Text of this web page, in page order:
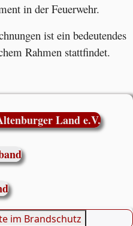
in der Feuerwehr.
ist ein bedeutendes
Rahmen stattfindet.
Land e.V.
im Brandschutz